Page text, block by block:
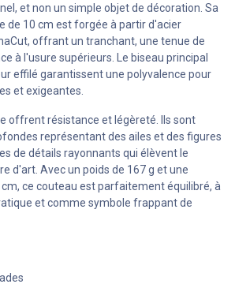
et non un simple objet de décoration. Sa
de 10 cm est forgée à partir d'acier
offrant un tranchant, une tenue de
à l'usure supérieurs. Le biseau principal
effilé garantissent une polyvalence pour
et exigeantes.
offrent résistance et légèreté. Ils sont
représentant des ailes et des figures
de détails rayonnants qui élèvent le
d'art. Avec un poids de 167 g et une
ce couteau est parfaitement équilibré, à
et comme symbole frappant de